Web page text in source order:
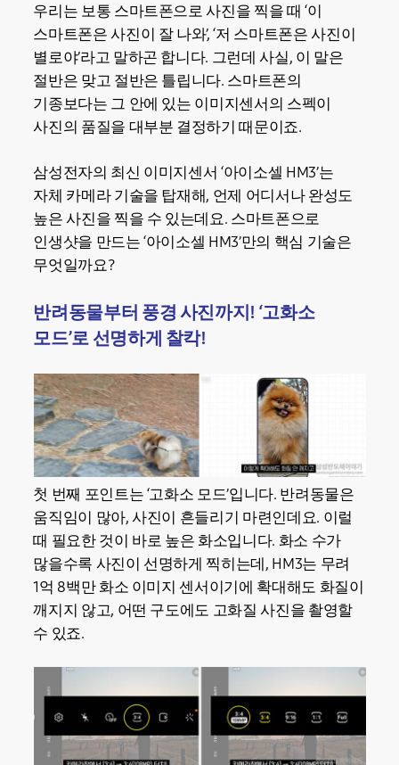
우리는 보통 스마트폰으로 사진을 찍을 때 ‘이
스마트폰은 사진이 잘 나와’, ‘저 스마트폰은 사진이
별로야’라고 말하곤 합니다. 그런데 사실, 이 말은
절반은 맞고 절반은 틀립니다. 스마트폰의
기종보다는 그 안에 있는 이미지센서의 스펙이
사진의 품질을 대부분 결정하기 때문이죠.
삼성전자의 최신 이미지센서 ‘아이소셀 HM3’는
자체 카메라 기술을 탑재해, 언제 어디서나 완성도
높은 사진을 찍을 수 있는데요. 스마트폰으로
인생샷을 만드는 ‘아이소셀 HM3’만의 핵심 기술은
무엇일까요?
반려동물부터 풍경 사진까지! ‘고화소
모드’로 선명하게 찰칵!
첫 번째 포인트는 ‘고화소 모드’입니다. 반려동물은
움직임이 많아, 사진이 흔들리기 마련인데요. 이럴
때 필요한 것이 바로 높은 화소입니다. 화소 수가
많을수록 사진이 선명하게 찍히는데, HM3는 무려
1억 8백만 화소 이미지 센서이기에 확대해도 화질이
깨지지 않고, 어떤 구도에도 고화질 사진을 촬영할
수 있죠.